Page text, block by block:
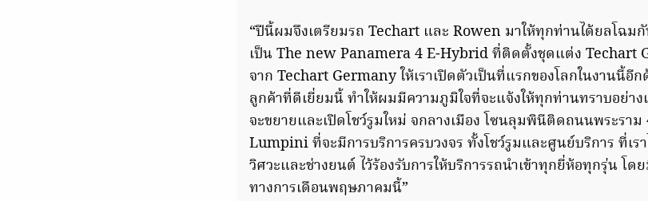
“ปีนี้ผมจึงเตรียมรถ Techart และ Rowen มาให้ทุกท่านได้ยลโฉม
เป็น The new Panamera 4 E-Hybrid ที่ติดตั้งชุดแต่ง Techart
จาก Techart Germany ให้เราเปิดตัวเป็นที่แรกของโลกในงานนี้
ลูกค้าที่ดีเยี่ยมนี้ ทำให้ผมมีความภูมิใจที่จะแจ้งให้ทุกท่านทราบอย่าง
จะขยายและเปิดโชว์รูมใหม่ จกลางเมือง โซนลุมพินีติดถนนพระรา
Lumpini ที่จะมีการบริการครบวงจร ทั้งโชว์รูมและศูนย์บริการ ที่เร
วิศวะและช่างยนต์ ไว้ร้องรับการให้บริการรถนำเข้าทุกยี่ห้อทุกรุ่น โ
ทางการเดือนพฤษภาคมนี้”